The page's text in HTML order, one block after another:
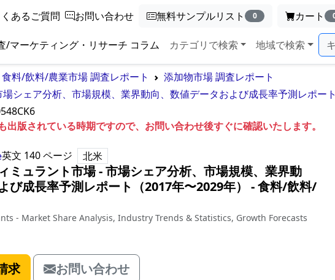
あるご質問 お問い合わせ 無料サンプルリスト 0 カート
/マーケティング・リサーチ コラム カテゴリで検索 地域で検索
食料/飲料/農業市場 調査レポート
添加物市場 調査レポート
シェア分析、市場規模、業界動向、数値データおよび成長率予測レポー
版されている時期ですので、お問い合わせ後すぐに確認いたします。
英文 140ページ 北米
ミュラント市場 - 市場シェア分析、市場規模、業界動
び成長率予測レポート（2017年〜2029年）
‐食料/飲料/
- Market Share Analysis, Industry Trends & Statistics, Growth Forecasts
求 お問い合わせ